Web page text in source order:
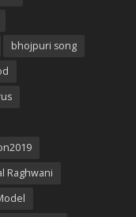
bhojpuri song
Raghwani